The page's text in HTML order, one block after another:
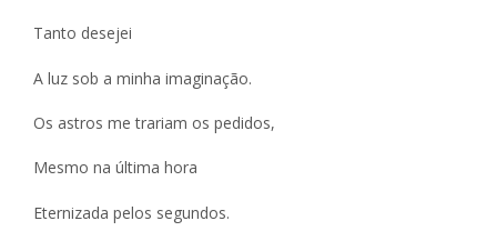
Tanto desejei
A luz sob a minha imaginação.
Os astros me trariam os pedidos,
Mesmo na última hora
Eternizada pelos segundos.